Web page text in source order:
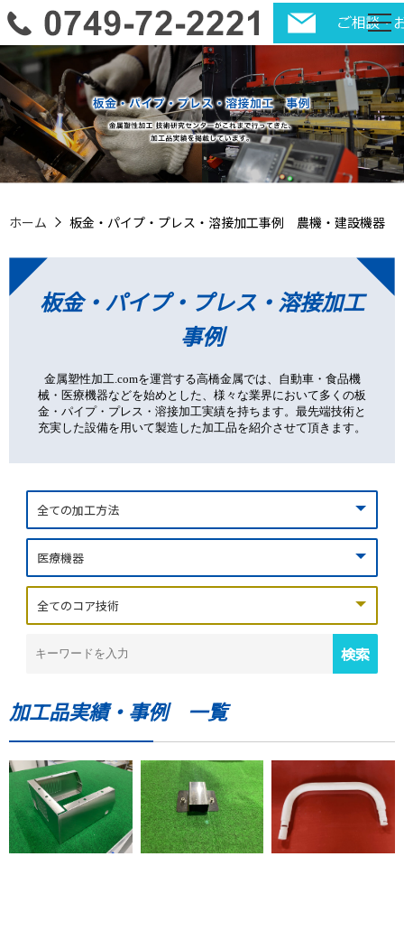
ホーム 板金・パイプ・プレス・溶接加工事例 農機・建設機器
板金・パイプ・プレス・溶接加工
事例
金属塑性加工.comを運営する高橋金属では、自動車・食品機
械・医療機器などを始めとした、様々な業界において多くの板
金・パイプ・プレス・溶接加工実績を持ちます。最先端技術と
充実した設備を用いて製造した加工品を紹介させて頂きます。
加工品実績・事例 一覧